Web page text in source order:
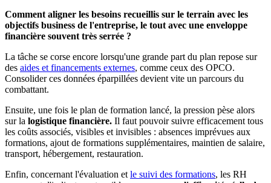
Comment aligner les besoins recueillis sur le terrain avec les
objectifs business de l'entreprise, le tout avec une enveloppe
financière souvent très serrée ?
La tâche se corse encore lorsqu'une grande part du plan repose sur
des aides et financements externes, comme ceux des OPCO.
Consolider ces données éparpillées devient vite un parcours du
combattant.
Ensuite, une fois le plan de formation lancé, la pression pèse alors
sur la logistique financière. Il faut pouvoir suivre efficacement tous
les coûts associés, visibles et invisibles : absences imprévues aux
formations, ajout de formations supplémentaires, maintien de salaire,
transport, hébergement, restauration.
Enfin, concernant l'évaluation et le suivi des formations, les RH